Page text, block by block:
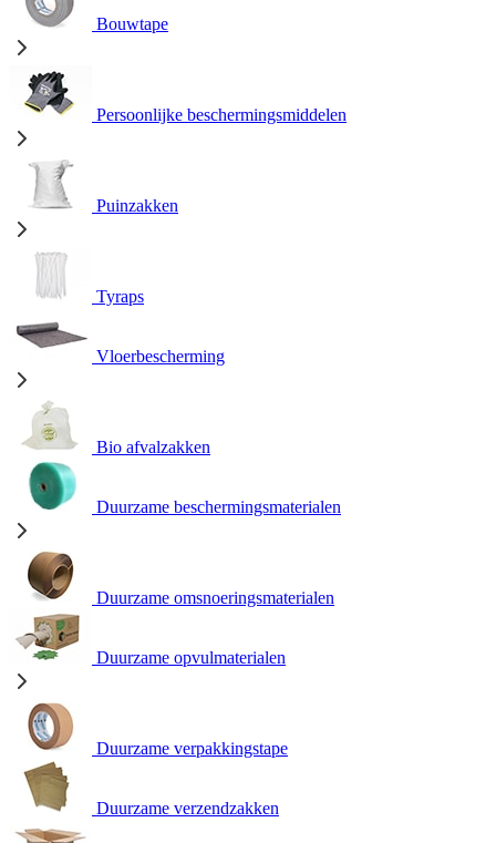
Bouwtape
Persoonlijke beschermingsmiddelen
Puinzakken
Tyraps
Vloerbescherming
Bio afvalzakken
Duurzame beschermingsmaterialen
Duurzame omsnoeringsmaterialen
Duurzame opvulmaterialen
Duurzame verpakkingstape
Duurzame verzendzakken